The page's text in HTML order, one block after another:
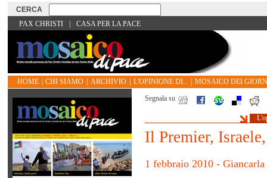
PAX CHRISTI CASA PER LA PACE
HOME CHI SIAMO ARCHIVIO L'OPINIONE DI...
MOSAICO DEI
Segnala su
Il Premier,
1 febbraio 2010 -